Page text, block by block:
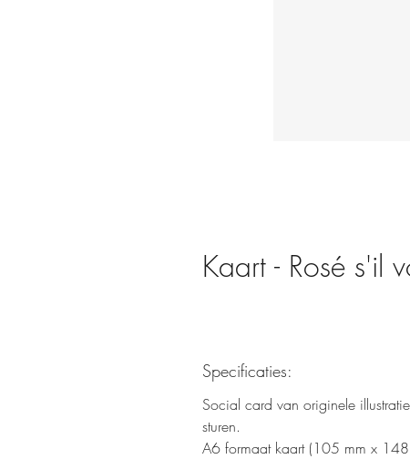
Kaart - Rosé s'il
Specificaties:
Social card van originele
sturen.
A6 formaat kaart (105 mm x